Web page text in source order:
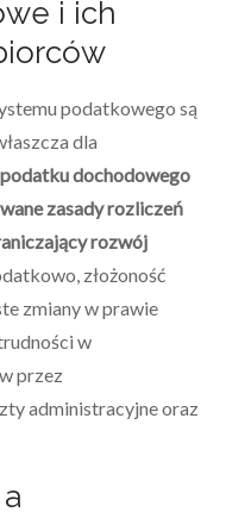
i ich
podatkowego są
dla
dochodowego
zasady rozliczeń
rozwój
złożoność
zmiany w prawie
w
przez
administracyjne oraz